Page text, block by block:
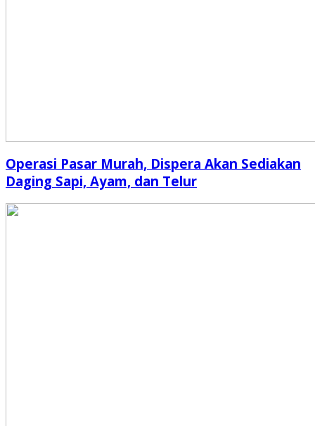
Operasi Pasar Murah, Dispera Akan Sediakan
Daging Sapi, Ayam, dan Telur